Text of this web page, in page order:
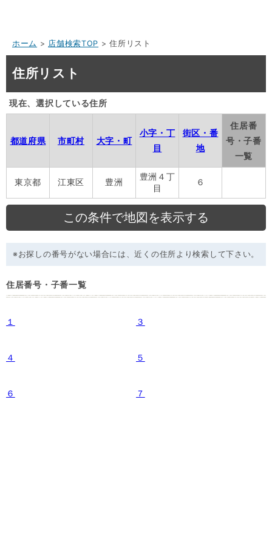
ホーム > 店舗検索TOP > 住所リスト
住所リスト
現在、選択している住所
都道府県 市町村 大字・町
小字・丁
目
街区・番
地
住居番
号・子番
一覧
東京都 江東区 豊洲
豊洲４丁
目
６
※お探しの番号がない場合には、近くの住所より検索して下さい。
住居番号・子番一覧
１ ３
４ ５
６ ７